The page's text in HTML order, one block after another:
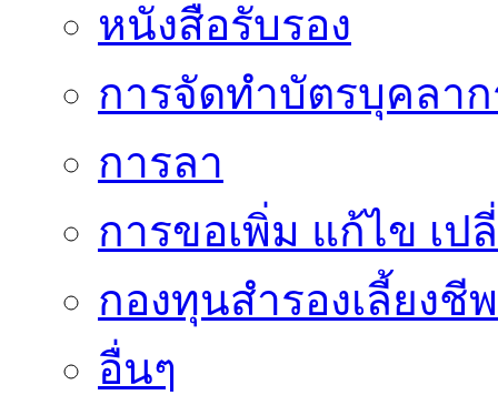
หนังสือรับรอง
การจัดทำบัตรบุคลา
การลา
การขอเพิ่ม แก้ไข เ
กองทุนสำรองเลี้ยงชีพ
อื่นๆ